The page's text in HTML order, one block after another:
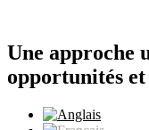
contenu
Une approche
opportunités